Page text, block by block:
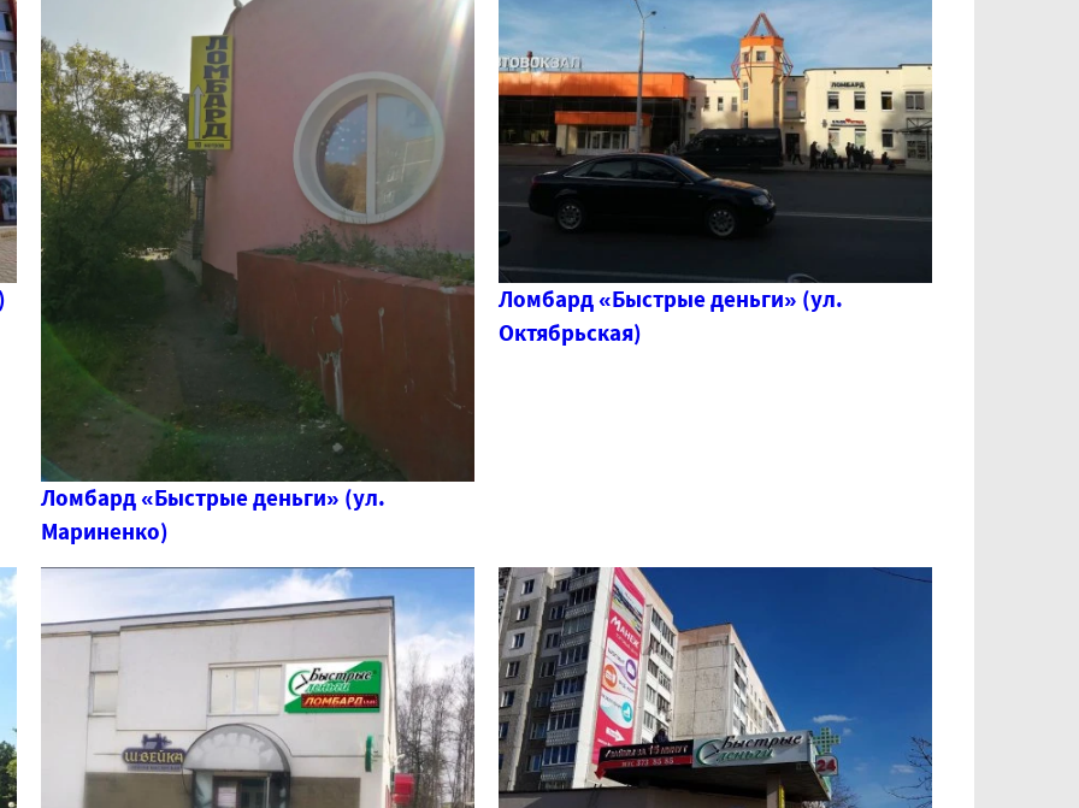
Ломбард «Быстрые деньги» (ул.
Мариненко)
Ломбард «Быстрые деньги» (ул.
Октябрьская)